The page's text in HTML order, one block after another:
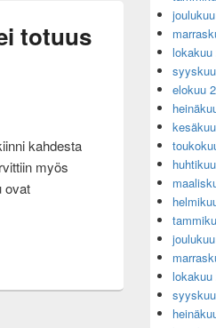
totuus
kahdesta
myös
ovat
unohtuisi !
lokakuu
elokuu
lokakuu